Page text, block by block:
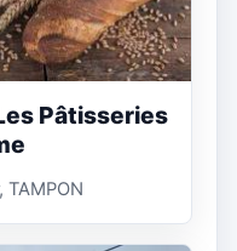
Pâtisseries
TAMPON